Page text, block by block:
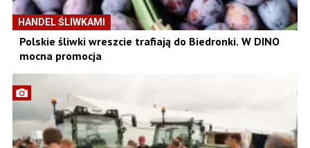
HANDEL ŚLIWKAMI
Polskie śliwki wreszcie trafiają do Biedronki. W DINO
mocna promocja